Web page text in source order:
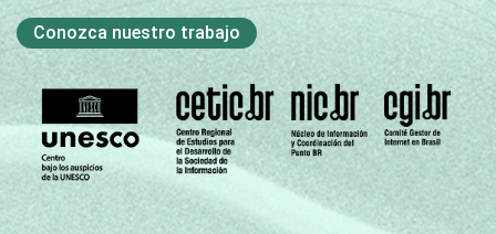
Conozca nuestro trabajo